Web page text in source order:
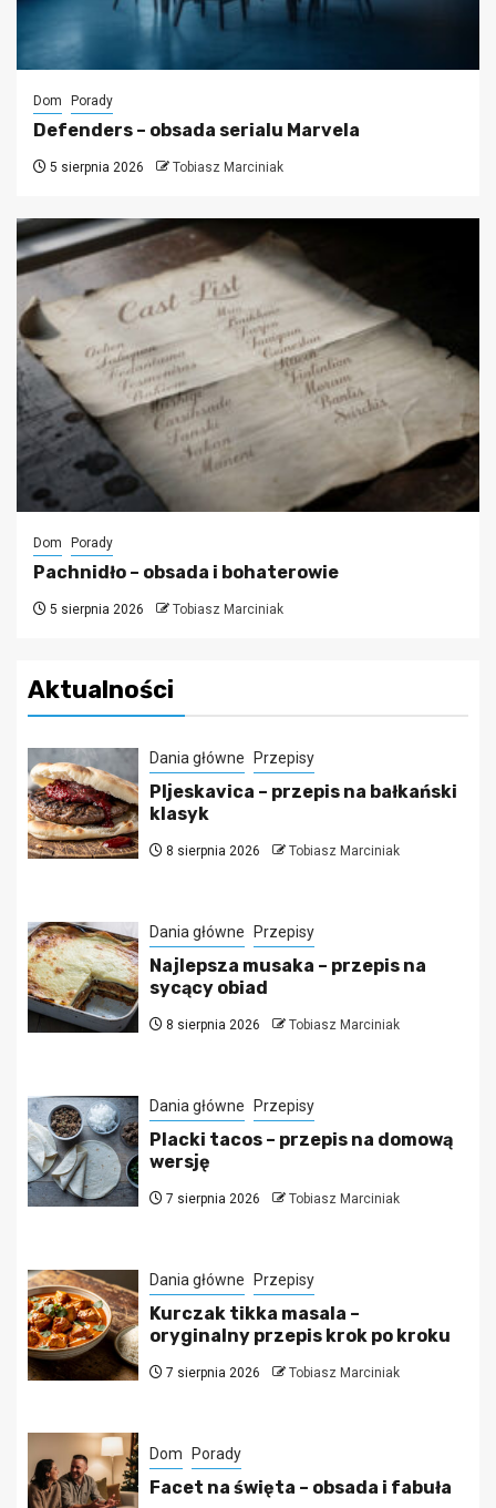
Dom Porady
Defenders – obsada serialu Marvela
5 sierpnia 2026 Tobiasz Marciniak
Dom Porady
Pachnidło – obsada i bohaterowie
5 sierpnia 2026 Tobiasz Marciniak
Aktualności
Dania główne Przepisy
Pljeskavica – przepis na bałkański
klasyk
8 sierpnia 2026 Tobiasz Marciniak
Dania główne Przepisy
Najlepsza musaka – przepis na
sycący obiad
8 sierpnia 2026 Tobiasz Marciniak
Dania główne Przepisy
Placki tacos – przepis na domową
wersję
7 sierpnia 2026 Tobiasz Marciniak
Dania główne Przepisy
Kurczak tikka masala –
oryginalny przepis krok po kroku
7 sierpnia 2026 Tobiasz Marciniak
Dom Porady
Facet na święta – obsada i fabuła